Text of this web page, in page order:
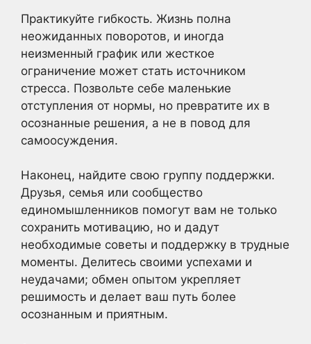
Практикуйте гибкость. Жизнь полна
неожиданных поворотов, и иногда
неизменный график или жесткое
ограничение может стать источником
стресса. Позвольте себе маленькие
отступления от нормы, но превратите их в
осознанные решения, а не в повод для
самоосуждения.
Наконец, найдите свою группу поддержки.
Друзья, семья или сообщество
единомышленников помогут вам не только
сохранить мотивацию, но и дадут
необходимые советы и поддержку в трудные
моменты. Делитесь своими успехами и
неудачами; обмен опытом укрепляет
решимость и делает ваш путь более
осознанным и приятным.